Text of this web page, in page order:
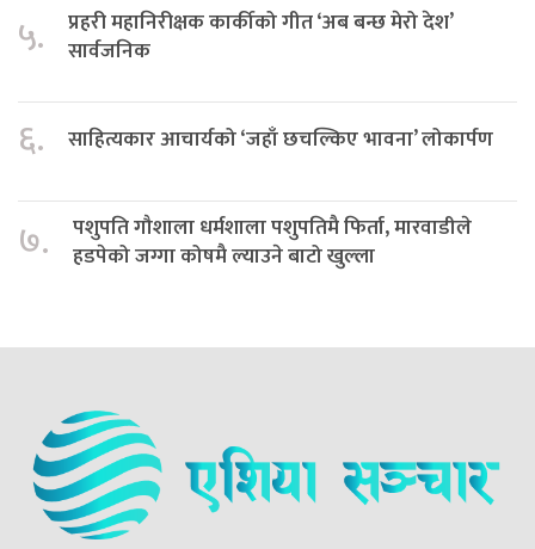
५.
प्रहरी महानिरीक्षक कार्कीको गीत ‘अब बन्छ मेरो देश’
सार्वजनिक
६. साहित्यकार आचार्यको ‘जहाँ छचल्किए भावना’ लोकार्पण
७.
पशुपति गौशाला धर्मशाला पशुपतिमै फिर्ता, मारवाडीले
हडपेको जग्गा कोषमै ल्याउने बाटो खुल्ला